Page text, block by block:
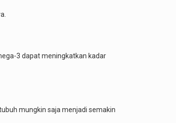
3 dapat meningkatkan kadar
mungkin saja menjadi semakin